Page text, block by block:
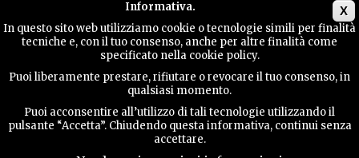
X
Informativa.
In questo sito web utilizziamo cookie o tecnologie simili per finalità
tecniche e, con il tuo consenso, anche per altre finalità come
specificato nella cookie policy.
Puoi liberamente prestare, rifiutare o revocare il tuo consenso, in
qualsiasi momento.
Puoi acconsentire all’utilizzo di tali tecnologie utilizzando il
pulsante “Accetta”. Chiudendo questa informativa, continui senza
accettare.
CONTATTI
MANIFESTAZIONI
PORDENONE
MARZO- DICEMBRE 2026